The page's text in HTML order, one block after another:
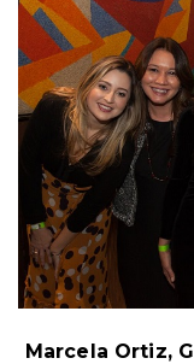
Marcela Ortiz,